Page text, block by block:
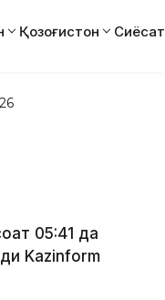
Қозоғистон Сиёсат
05:41 да
Kazinform